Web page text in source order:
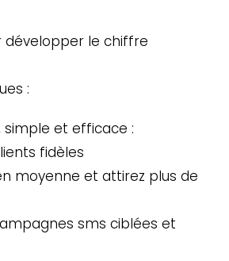
développer le chiffre
:
et efficace :
fidèles
moyenne et attirez plus de
sms ciblées et